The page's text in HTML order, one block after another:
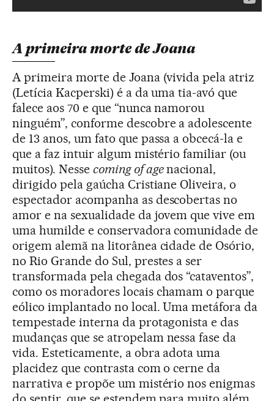
A primeira morte de Joana
A primeira morte de Joana (vivida pela atriz
(Letícia Kacperski) é a da uma tia-avó que
falece aos 70 e que “nunca namorou
ninguém”, conforme descobre a adolescente
de 13 anos, um fato que passa a obcecá-la e
que a faz intuir algum mistério familiar (ou
muitos). Nesse coming of agenacional,
dirigido pela gaúcha Cristiane Oliveira, o
espectador acompanha as descobertas no
amor e na sexualidade da jovem que vive em
uma humilde e conservadora comunidade de
origem alemã na litorânea cidade de Osório,
no Rio Grande do Sul, prestes a ser
transformada pela chegada dos “cataventos”,
como os moradores locais chamam o parque
eólico implantado no local. Uma metáfora da
tempestade interna da protagonista e das
mudanças que se atropelam nessa fase da
vida. Esteticamente, a obra adota uma
placidez que contrasta com o cerne da
narrativa e propõe um mistério nos enigmas